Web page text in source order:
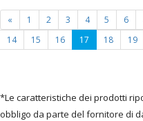
« 1 2 3 4 5 6
14
15 16 17 (current
page)
18 19
*Le caratteristiche dei prodotti
obbligo da parte del fornitore di